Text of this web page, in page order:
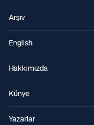
Arşiv
English
Hakkımızda
Künye
Yazarlar